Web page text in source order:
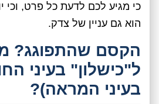
כי מגיע לכם לדעת כל פרט, וכי
הוא גם עניין של צדק.
הקסם שהתפוגג?
ל"כישלון" בעיני
בעיני המראה)?